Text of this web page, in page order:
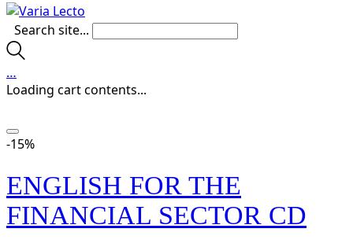
Search site...
…
Loading cart contents...
-15%
ENGLISH FOR THE
FINANCIAL SECTOR CD